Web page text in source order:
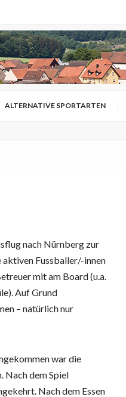
ALTERNATIVE SPORTARTEN
nach Nürnberg zur
Fussballer/-innen
mit am Board (u.a.
Auf Grund
– natürlich nur
war die
Nach dem Spiel
Nach dem Essen